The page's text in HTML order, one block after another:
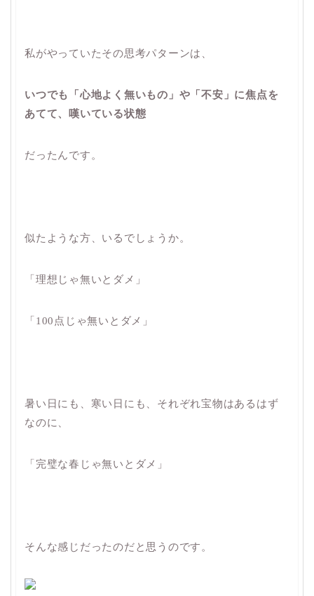
私がやっていたその思考パターンは、
いつでも「心地よく無いもの」や「不安」に焦点を
あてて、嘆いている状態
だったんです。
似たような方、いるでしょうか。
「理想じゃ無いとダメ」
「100点じゃ無いとダメ」
暑い日にも、寒い日にも、それぞれ宝物はあるはず
なのに、
「完璧な春じゃ無いとダメ」
そんな感じだったのだと思うのです。